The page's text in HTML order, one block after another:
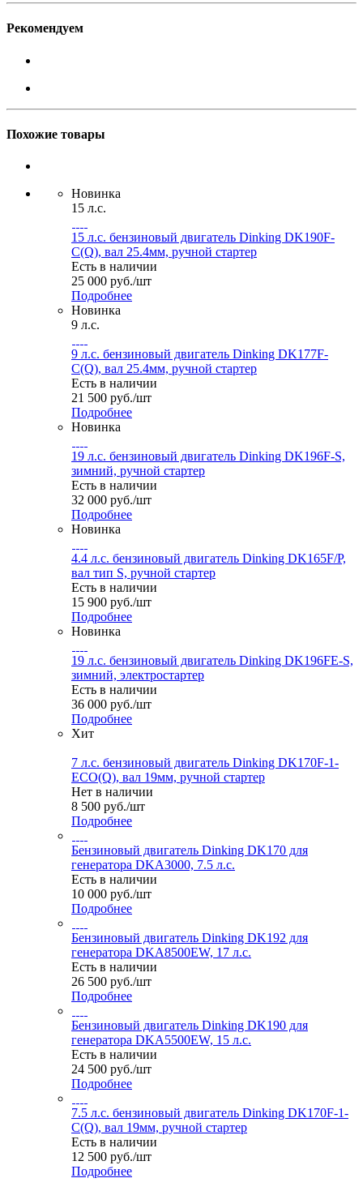
Рекомендуем
Похожие товары
Новинка
15 л.с.
15 л.с. бензиновый двигатель Dinking DK190F-
C(Q), вал 25.4мм, ручной стартер
Есть в наличии
25 000 руб./шт
Подробнее
Новинка
9 л.с.
9 л.с. бензиновый двигатель Dinking DK177F-
C(Q), вал 25.4мм, ручной стартер
Есть в наличии
21 500 руб./шт
Подробнее
Новинка
19 л.с. бензиновый двигатель Dinking DK196F-S,
зимний, ручной стартер
Есть в наличии
32 000 руб./шт
Подробнее
Новинка
4.4 л.с. бензиновый двигатель Dinking DK165F/P,
вал тип S, ручной стартер
Есть в наличии
15 900 руб./шт
Подробнее
Новинка
19 л.с. бензиновый двигатель Dinking DK196FE-S,
зимний, электростартер
Есть в наличии
36 000 руб./шт
Подробнее
Хит
7 л.с. бензиновый двигатель Dinking DK170F-1-
ECO(Q), вал 19мм, ручной стартер
Нет в наличии
8 500 руб./шт
Подробнее
Бензиновый двигатель Dinking DK170 для
генератора DKA3000, 7.5 л.с.
Есть в наличии
10 000 руб./шт
Подробнее
Бензиновый двигатель Dinking DK192 для
генератора DKA8500EW, 17 л.с.
Есть в наличии
26 500 руб./шт
Подробнее
Бензиновый двигатель Dinking DK190 для
генератора DKA5500EW, 15 л.с.
Есть в наличии
24 500 руб./шт
Подробнее
7.5 л.с. бензиновый двигатель Dinking DK170F-1-
C(Q), вал 19мм, ручной стартер
Есть в наличии
12 500 руб./шт
Подробнее